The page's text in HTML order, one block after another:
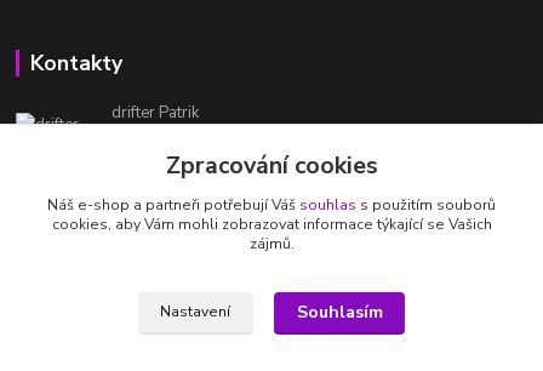
Kontakty
drifter Patrik
(Po-Pá, 8-20 hod.)
patrik@rcdrift.dk
Zpracování cookies
Náš e-shop a partneři potřebují Váš souhlas s použitím souborů
cookies, aby Vám mohli zobrazovat informace týkající se Vašich
zájmů.
Nastavení Souhlasím